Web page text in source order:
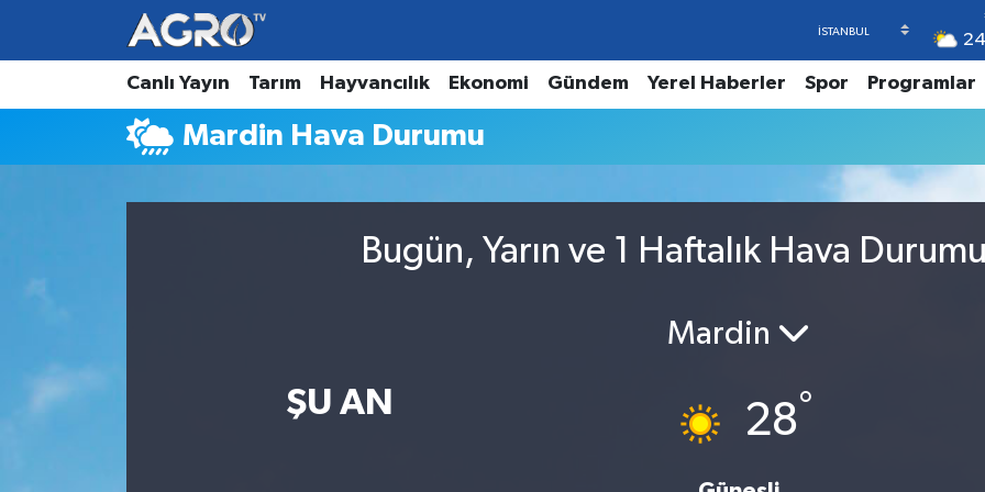
24
Canlı Yayın Tarım Hayvancılık Ekonomi Gündem Yerel Haberler Spor Programlar
Mardin Hava Durumu
Bugün, Yarın ve 1 Haftalık Hava
ŞU AN
Mardin
28°
Hava Durumu
Trafik Durumu
Haber Arşivi